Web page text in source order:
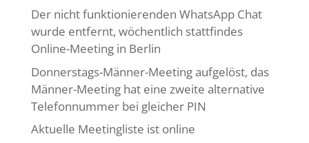
Der nicht funktionierenden WhatsApp Chat
wurde entfernt, wöchentlich stattfindes
Online-Meeting in Berlin
Donnerstags-Männer-Meeting aufgelöst, das
Männer-Meeting hat eine zweite alternative
Telefonnummer bei gleicher PIN
Aktuelle Meetingliste ist online